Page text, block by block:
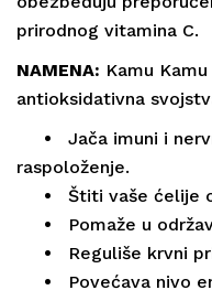
prirodnog vitamina C.
NAMENA: Kamu
antioksidativna
•
Jača imuni i
raspoloženje.
•
Štiti vaše ćelije
•
Pomaže u
•
Reguliše krvni
•
Povećava nivo